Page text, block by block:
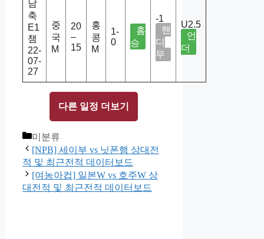
남
축
E1
챔
22-
07-
27
중
국
M
20
–
15
홍
콩
M
1-
0
홈
승
-1
핸
디
무
U2.5
언
더
다른 일정 더보기
Categories
미분류
[NPB] 세이부 vs 닛폰햄 상대전
적 및 최근전적 데이터보드
[여농아컵] 일본W vs 호주W 상
대전적 및 최근전적 데이터보드